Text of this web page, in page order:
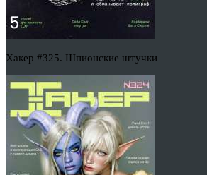
Хакер #325. Шпионские штучки